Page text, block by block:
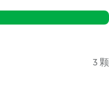
3 颗